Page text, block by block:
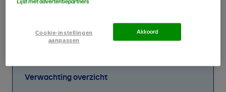
Verwachting overzicht
mm
mm
50
53
mm
62
Lijst met advertentiepartners
Cookie-instellingen
aanpassen
Akkoord